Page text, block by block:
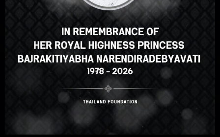
강의 등록
Select your language
English ภาษาไทย
Japanese German
Chinese
ខ្មែរ